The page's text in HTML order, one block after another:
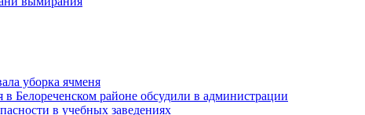
уборка ячменя
Белореченском районе обсудили в администрации
в учебных заведениях